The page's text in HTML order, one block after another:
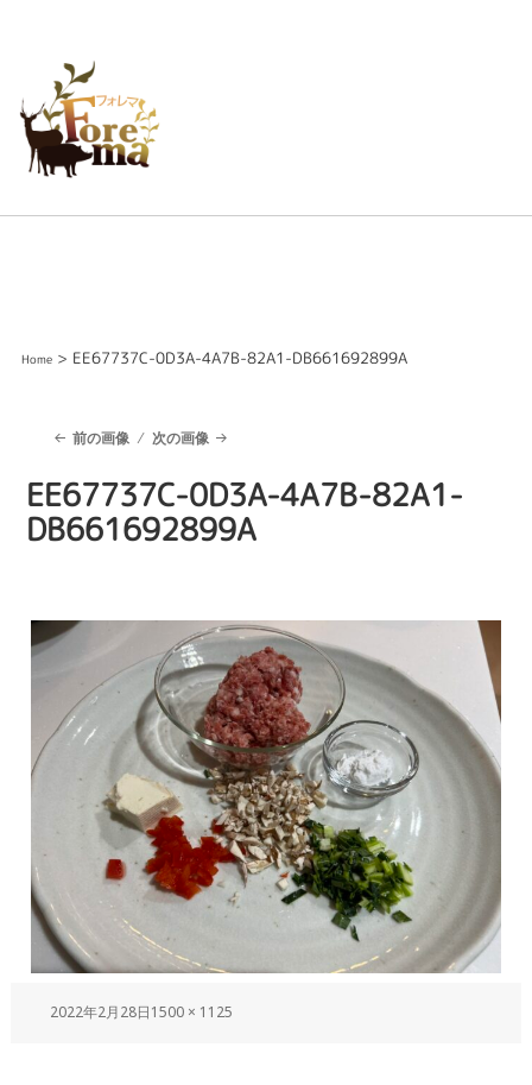
Home> EE67737C-0D3A-4A7B-82A1-DB661692899A
前の画像 次の画像
EE67737C-0D3A-4A7B-82A1-
DB661692899A
2022年2月28日1500 × 1125